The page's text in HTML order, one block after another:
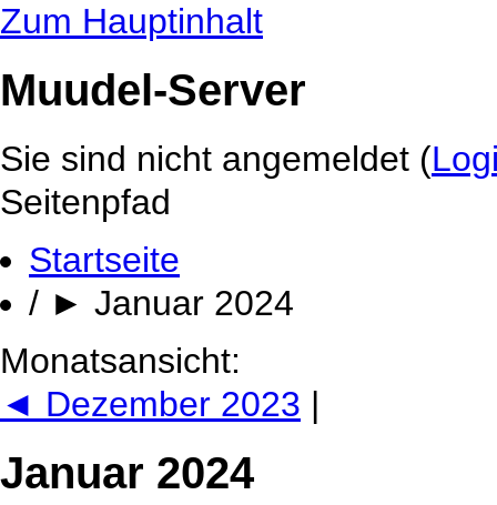
Zum Hauptinhalt
Muudel-Server
Sie sind nicht angemeldet (
Seitenpfad
Startseite
/ ► Januar 2024
Monatsansicht:
◄ Dezember 2023 |
Januar 2024